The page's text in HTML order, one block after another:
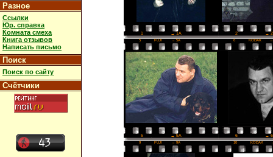
Разное
Ссылки
Юр. справка
Комната смеха
Книга отзывов
Написать письмо
Поиск
Поиск по сайту
Счётчики
1 → 1A 2 →
5 FUJI → 5A 6 KODAK →
5 → 5A 6 →
9 FUJI → 9A 10 KODAK